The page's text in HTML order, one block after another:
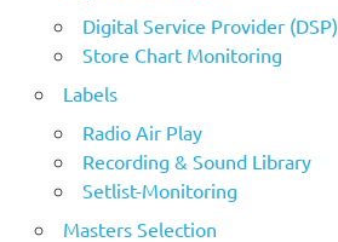
Digital Service Provider (DSP)
Store Chart Monitoring
Labels
Radio Air Play
Recording & Sound Library
Setlist-Monitoring
Masters Selection